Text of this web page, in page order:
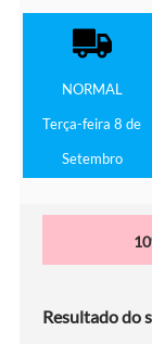
NORMAL
Terça-feira 8 de
Setembro
Resultado do